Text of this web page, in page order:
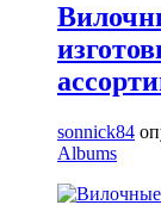
sonnick84
Albums